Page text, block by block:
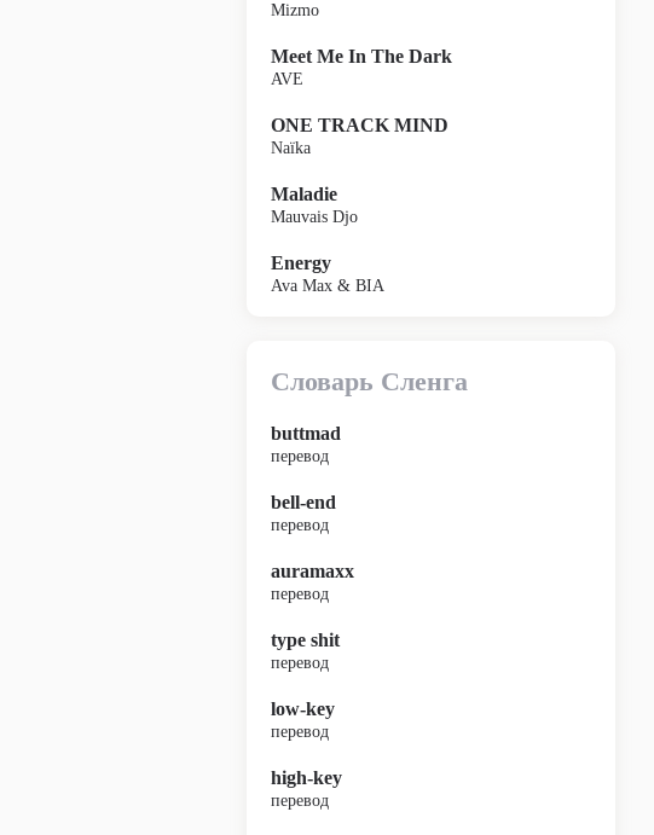
Mizmo
Meet Me In The Dark
AVE
ONE TRACK MIND
Naïka
Maladie
Mauvais Djo
Energy
Ava Max & BIA
Словарь Сленга
buttmad
перевод
bell-end
перевод
auramaxx
перевод
type shit
перевод
low-key
перевод
high-key
перевод